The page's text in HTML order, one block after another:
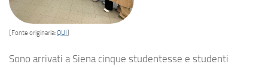
[Fonte originaria:QUI
Sono arrivati a Siena cinque studentesse e studenti